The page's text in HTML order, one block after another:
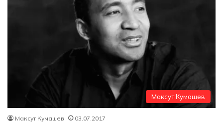
Максут Кумашев
Максут Кумашев 03.07.2017